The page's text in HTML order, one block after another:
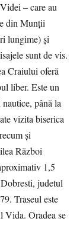
– care au
din Munții
lungime) și
sunt de vis.
Craiului oferă
liber. Este un
până la
vizita biserica
şi
Război
1,5
judetul
Traseul este
Vida. Oradea se